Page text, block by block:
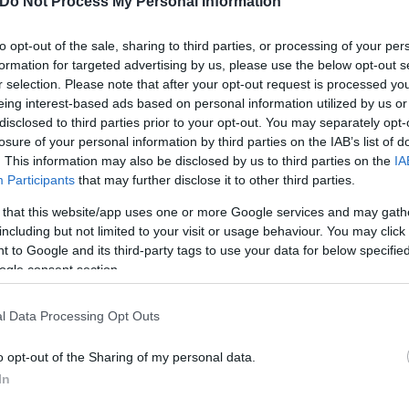
opt-out of the sale, sharing to third parties, or processing of your
for targeted advertising by us, please use the below opt-out
selection. Please note that after your opt-out request is processed
interest-based ads based on personal information utilized by us
to third parties prior to your opt-out. You may separately
of your personal information by third parties on the IAB’s list of
This information may also be disclosed by us to third parties on the
Participants that may further disclose it to other third parties.
that this website/app uses one or more Google services and may
but not limited to your visit or usage behaviour. You may
to Google and its third-party tags to use your data for below
consent section.
Data Processing Opt Outs
opt-out of the Sharing of my personal data.
δυνάμει εντάλματος
Βασίλης
Παπαναστασούλης